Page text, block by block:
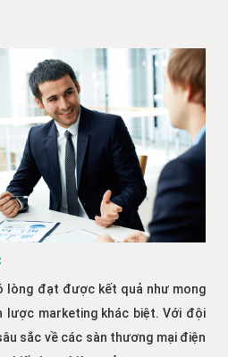
lòng đạt được kết quả như mong
lược marketing khác biệt. Với đội
sắc về các sàn thương mại điện